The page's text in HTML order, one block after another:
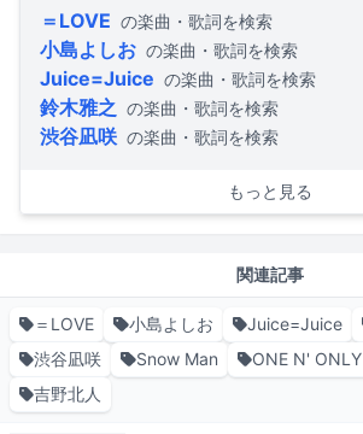
＝LOVE の楽曲・歌詞を検索
小島よしお の楽曲・歌詞を検索
Juice=Juice の楽曲・歌詞を検索
鈴木雅之 の楽曲・歌詞を検索
渋谷凪咲 の楽曲・歌詞を検索
もっと見る
関連記事
＝LOVE 小島よしお Juice=Juice
渋谷凪咲
Snow Man ONE N' ONLY
吉野北人